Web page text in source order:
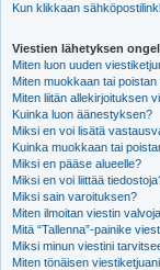
Kun klikkaan
Viestien lähetyksen
Miten luon uuden
Miten muokkaan tai poistan
Miten liitän allekirjoituksen
Kuinka luon äänestyksen?
Miksi en voi lisätä
Kuinka muokkaan tai
Miksi en pääse alueelle?
Miksi en voi liittää
Miksi sain varoituksen?
Miten ilmoitan viestin
Mitä “Tallenna”-painike
Miksi minun viestini
Miten tönäisen